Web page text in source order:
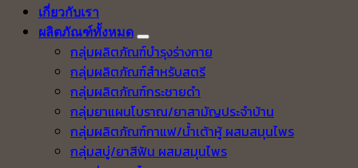
เกี่ยวกับเรา
ผลิตภัณฑ์ทั้งหมด
กลุ่มผลิตภัณฑ์บำรุงร่างกาย
กลุ่มผลิตภัณฑ์สำหรับสตรี
กลุ่มผลิตภัณฑ์กระชายดำ
กลุ่มยาแผนโบราณ/ยาสามัญประจำบ้าน
กลุ่มผลิตภัณฑ์กาแฟ/น้ำเต้าหู้ ผสมสมุนไพร
กลุ่มสบู่/ยาสีฟัน ผสมสมุนไพร